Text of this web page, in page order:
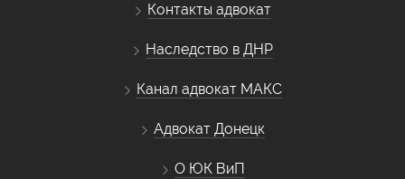
Контакты адвокат
Наследство в ДНР
Канал адвокат МАКС
Адвокат Донецк
О ЮК ВиП